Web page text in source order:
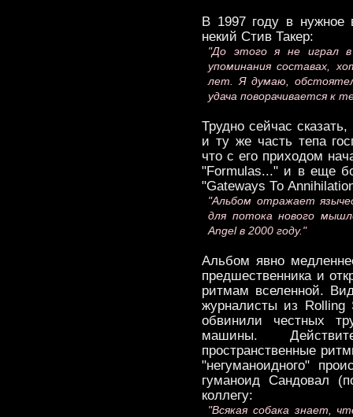
В 1997 году в нужное
некий Стив Такер:
"До этого я не играл в
упоминания составах,
лет. Я думаю,
удача поворачивается к
Трудно сейчас
и ту же часть тепа
что с его приходом
"Formulas..." и в еще
"Gateways То
"Альбом отражает
для потока нового
Angel в 2000 году."
Альбом явно
предшественника и
ритмам вселенной.
журналисты из Rolling
обвинили честных
машины.
пространственные
"негуманоидного"
гуманоид Сандовал
коллегу:
"Всякая собака знает,